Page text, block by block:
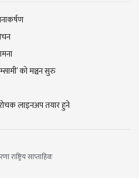
काे मञ्चन सुरु
लाइनअप तयार हुने
राष्ट्रिय साप्ताहिक